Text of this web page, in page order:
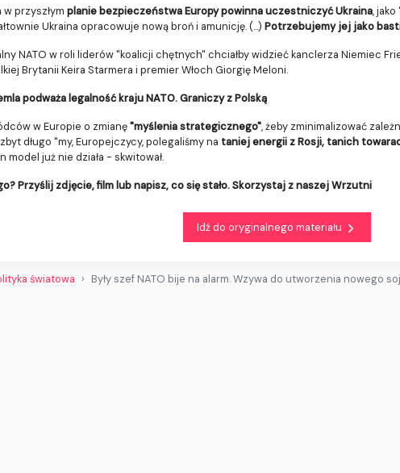
przyszłym planie bezpieczeństwa Europy powinna uczestniczyć Ukraina,
Ukraina opracowuje nową broń i amunicję. (...) Potrzebujemy jej jako
NATO w roli liderów "koalicji chętnych" chciałby widzieć kanclerza Niemiec
Brytanii Keira Starmera i premier Włoch Giorgię Meloni.
podważa legalność kraju NATO. Graniczy z Polską
w Europie o zmianę"myślenia strategicznego", żeby zminimalizować
długo "my, Europejczycy, polegaliśmy na taniej energii z Rosji, tanich
model już nie działa - skwitował.
Przyślij zdjęcie, film lub napisz, co się stało. Skorzystaj z naszej Wrzutni
Idź do oryginalnego materiału
światowa Były szef NATO bije na alarm. Wzywa do utworzenia nowego